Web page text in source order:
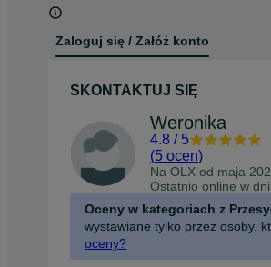
Zaloguj się / Załóż konto
SKONTAKTUJ SIĘ
Weronika
4.8 / 5
(5 ocen)
Na OLX od maja
Ostatnio online w
Oceny w kategoriach z
wystawiane tylko przez osoby,
oceny?